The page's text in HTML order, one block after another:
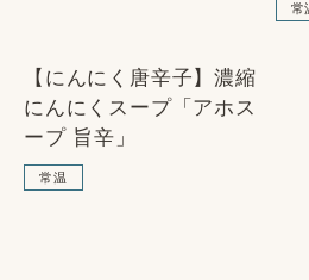
常
【にんにく唐辛子】濃縮
にんにくスープ「アホス
ープ 旨辛」
常温